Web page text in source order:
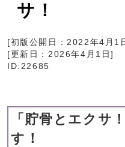
サ！
[初版公開日：2022年4月1
[更新日： 2026年4月1日]
ID:22685
「貯骨とエクサ
す！